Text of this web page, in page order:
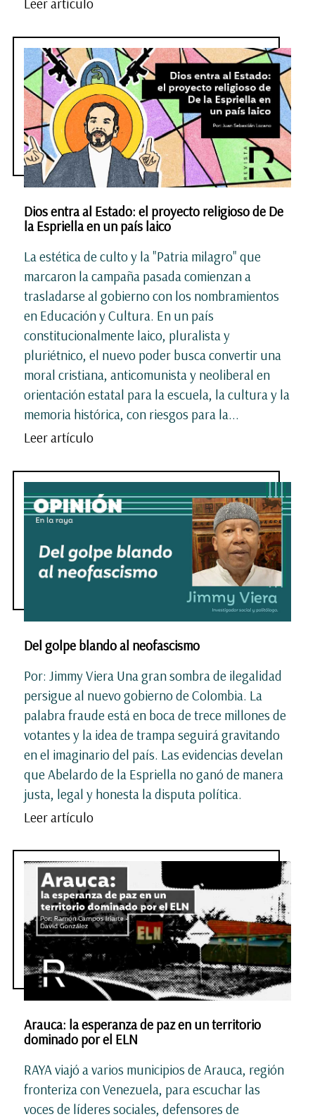
Leer artículo
Dios entra al Estado: el proyecto religioso de De
la Espriella en un país laico
La estética de culto y la "Patria milagro" que
marcaron la campaña pasada comienzan a
trasladarse al gobierno con los nombramientos
en Educación y Cultura. En un país
constitucionalmente laico, pluralista y
pluriétnico, el nuevo poder busca convertir una
moral cristiana, anticomunista y neoliberal en
orientación estatal para la escuela, la cultura y la
memoria histórica, con riesgos para la...
Leer artículo
Del golpe blando al neofascismo
Por: Jimmy Viera Una gran sombra de ilegalidad
persigue al nuevo gobierno de Colombia. La
palabra fraude está en boca de trece millones de
votantes y la idea de trampa seguirá gravitando
en el imaginario del país. Las evidencias develan
que Abelardo de la Espriella no ganó de manera
justa, legal y honesta la disputa política.
Leer artículo
Arauca: la esperanza de paz en un territorio
dominado por el ELN
RAYA viajó a varios municipios de Arauca, región
fronteriza con Venezuela, para escuchar las
voces de líderes sociales, defensores de